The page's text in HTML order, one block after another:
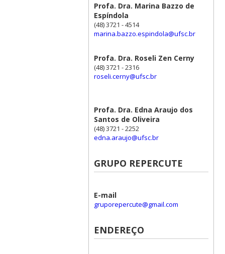
Profa. Dra. Marina Bazzo de
Espíndola
(48) 3721 - 4514
marina.bazzo.espindola@ufsc.br
Profa. Dra. Roseli Zen Cerny
(48) 3721 - 2316
roseli.cerny@ufsc.br
Profa. Dra. Edna Araujo dos
Santos de Oliveira
(48) 3721 - 2252
edna.araujo@ufsc.br
GRUPO REPERCUTE
E-mail
gruporepercute@gmail.com
ENDEREÇO